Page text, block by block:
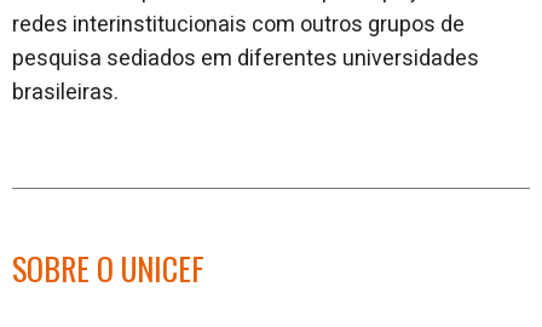
redes interinstitucionais com outros grupos de
pesquisa sediados em diferentes universidades
brasileiras.
SOBRE O UNICEF